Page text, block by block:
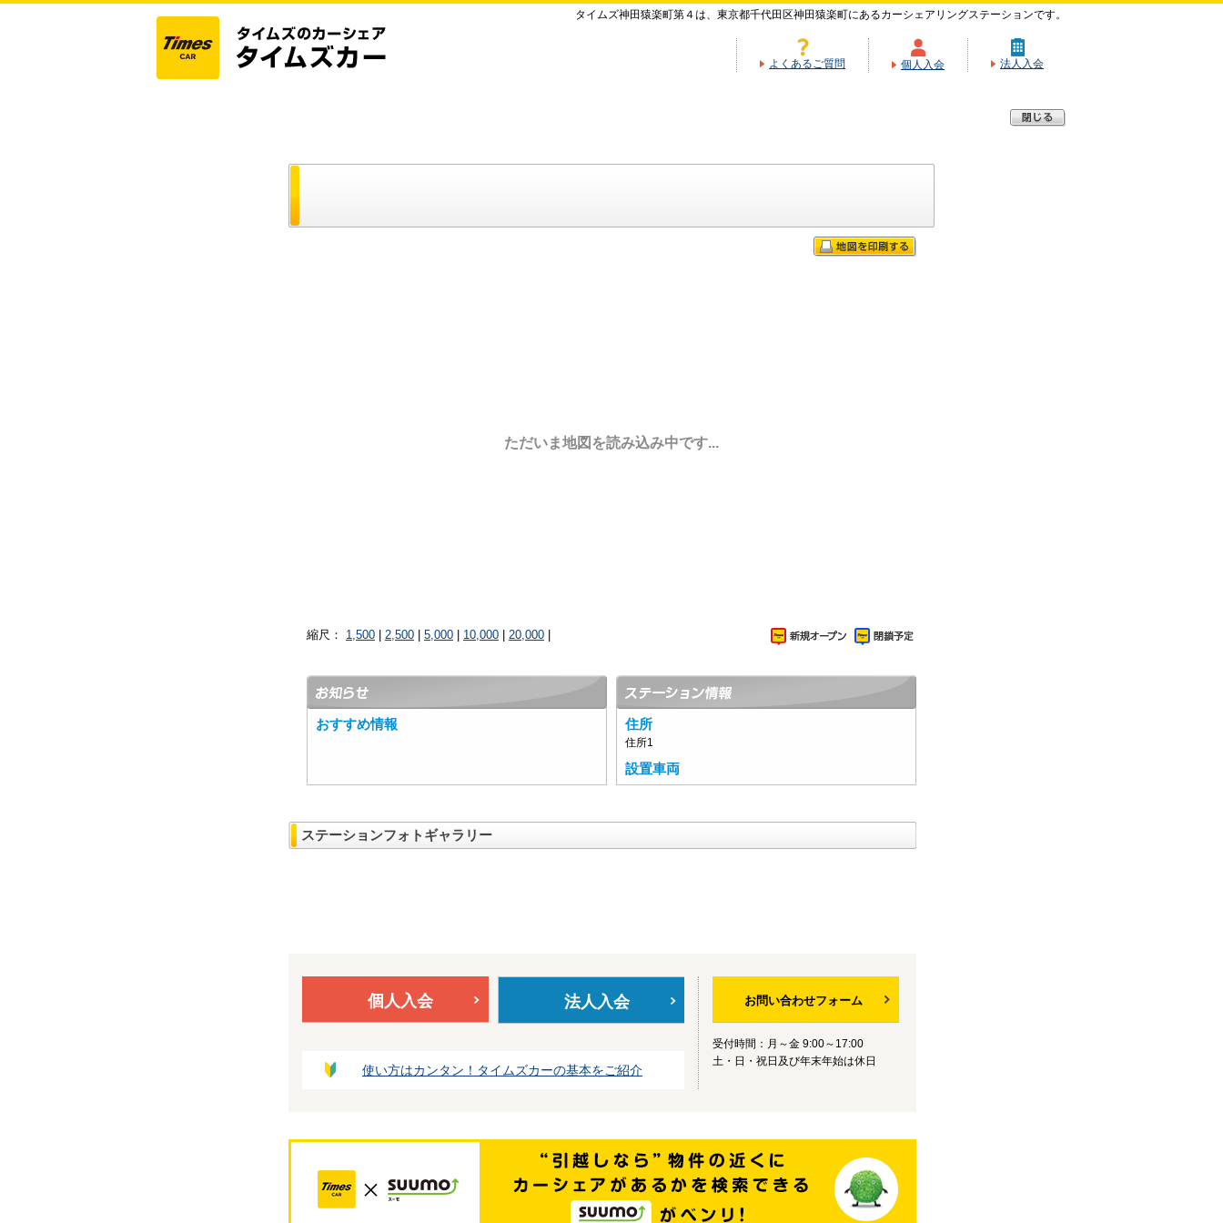
タイムズ神田猿楽町第４は、東京都千代田区神田猿楽町にあるカーシェアリングステーションです。
よくあるご質問 個人入会 法人入会
ただいま地図を読み込み中です...
縮尺： 1,500 2,500 5,000 10,000 20,000
おすすめ情報 住所
住所1
設置車両
ステーションフォトギャラリー
個人入会 法人入会
使い方はカンタン！タイムズカーの基本をご紹介
お問い合わせフォーム
受付時間：月～金 9:00～17:00
土・日・祝日及び年末年始は休日